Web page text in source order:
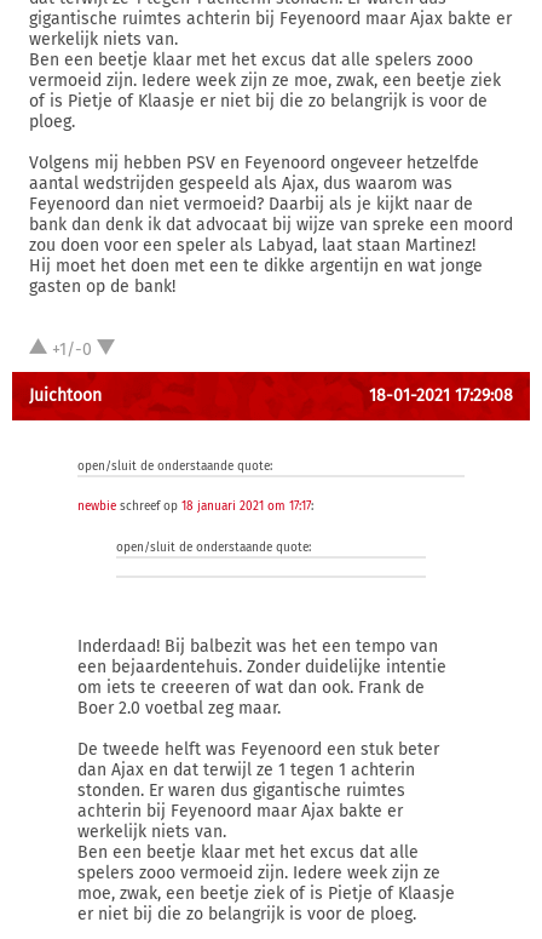
gigantische ruimtes achterin bij Feyenoord maar Ajax bakte er
werkelijk niets van.
Ben een beetje klaar met het excus dat alle spelers zooo
vermoeid zijn. Iedere week zijn ze moe, zwak, een beetje ziek
of is Pietje of Klaasje er niet bij die zo belangrijk is voor de
ploeg.
Volgens mij hebben PSV en Feyenoord ongeveer hetzelfde
aantal wedstrijden gespeeld als Ajax, dus waarom was
Feyenoord dan niet vermoeid? Daarbij als je kijkt naar de
bank dan denk ik dat advocaat bij wijze van spreke een moord
zou doen voor een speler als Labyad, laat staan Martinez!
Hij moet het doen met een te dikke argentijn en wat jonge
gasten op de bank!
+1/-0
Juichtoon 18-01-2021 17:29:08
open/sluit de onderstaande quote:
newbie schreef op 18 januari 2021 om 17:17:
open/sluit de onderstaande quote:
Inderdaad! Bij balbezit was het een tempo van
een bejaardentehuis. Zonder duidelijke intentie
om iets te creeeren of wat dan ook. Frank de
Boer 2.0 voetbal zeg maar.
De tweede helft was Feyenoord een stuk beter
dan Ajax en dat terwijl ze 1 tegen 1 achterin
stonden. Er waren dus gigantische ruimtes
achterin bij Feyenoord maar Ajax bakte er
werkelijk niets van.
Ben een beetje klaar met het excus dat alle
spelers zooo vermoeid zijn. Iedere week zijn ze
moe, zwak, een beetje ziek of is Pietje of Klaasje
er niet bij die zo belangrijk is voor de ploeg.